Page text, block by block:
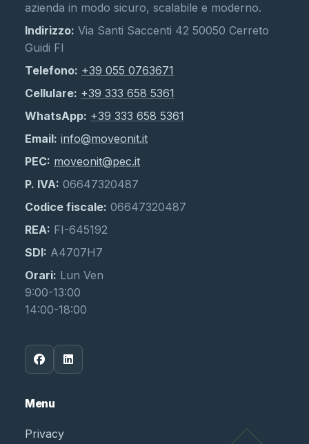
azienda in modo sicuro, scalabile e moderno.
Indirizzo: Via Santi Saccenti 42 50050 Cerreto
Guidi FI
Telefono: +39 055 0763671
Cellulare: +39 333 658 5361
WhatsApp: +39 333 658 5361
Email: info@moveonit.it
PEC: moveonit@pec.it
P. IVA: 06647320487
Codice fiscale: 06647320487
REA: FI-645192
SDI: A4707H7
Orari: Lun Ven
9:00-13:00
14:00-18:00
Menu
Privacy